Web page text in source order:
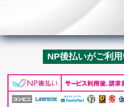
NP後払いがご利